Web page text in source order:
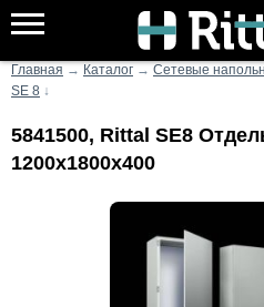
Главная → Каталог → Сетевые
SE 8 ↓
5841500, Rittal SE8
1200х1800х400